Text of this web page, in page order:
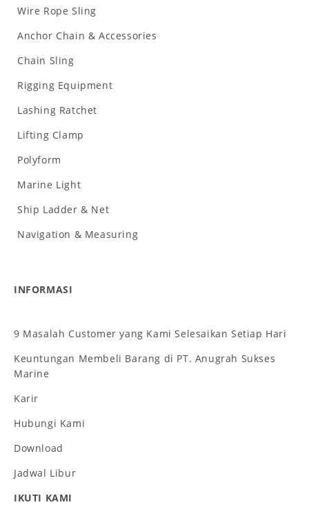
Wire Rope Sling
Anchor Chain & Accessories
Chain Sling
Rigging Equipment
Lashing Ratchet
Lifting Clamp
Polyform
Marine Light
Ship Ladder & Net
Navigation & Measuring
INFORMASI
9 Masalah Customer yang Kami Selesaikan Setiap Hari
Keuntungan Membeli Barang di PT. Anugrah Sukses
Marine
Karir
Hubungi Kami
Download
Jadwal Libur
IKUTI KAMI